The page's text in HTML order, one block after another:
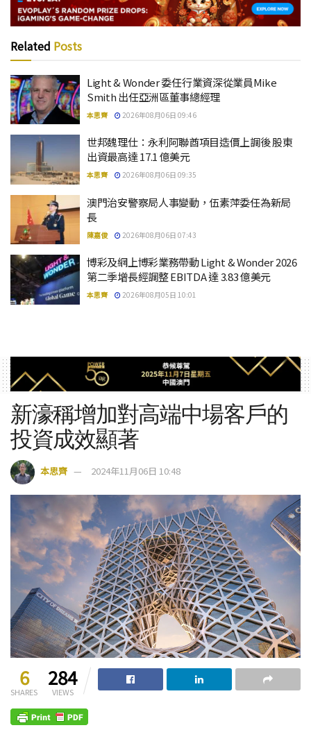
Related Posts
Light & Wonder 委任行業資深從業員Mike
Smith 出任亞洲區董事總經理
本思齊 2026年08月06日 09:46
世邦魏理仕：永利阿聯酋項目造價上調後 股東
出資最高達 17.1 億美元
本思齊 2026年08月06日 09:35
澳門治安警察局人事變動，伍素萍委任為新局
長
陳嘉俊 2026年08月06日 07:43
博彩及網上博彩業務帶動 Light & Wonder 2026
第二季增長經調整 EBITDA 達 3.83 億美元
本思齊 2026年08月05日 10:01
新濠稱增加對高端中場客戶的
投資成效顯著
本思齊 2024年11月06日 10:48
6
SHARES
284
VIEWS